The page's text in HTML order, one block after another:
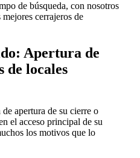
de búsqueda, con nosotros
cerrajeros de
Apertura de
de locales
apertura de su cierre o
el acceso principal de su
los motivos que lo